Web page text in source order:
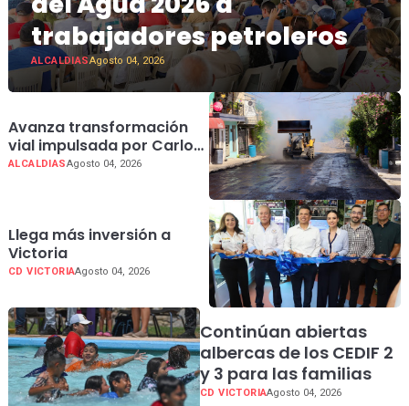
trabajadores petroleros
ALCALDIASAgosto 04, 2026
Avanza transformación
vial impulsada por Carlos
Peña Ortiz en La Cima y
ALCALDIASAgosto 04, 2026
Llega más inversión a
Victoria
CD VICTORIAAgosto 04, 2026
Continúan abiertas
albercas de los CEDIF 2
y 3 para las familias
CD VICTORIAAgosto 04, 2026